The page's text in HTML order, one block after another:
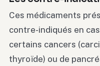
Ces médicaments
contre-indiqués en
certains cancers
thyroïde) ou de